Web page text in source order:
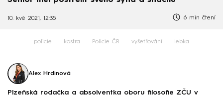
10. kvě 2021, 12:35 6 min čtení
policie kostra Policie ČR vyšetřování lebka
Alex Hrdinová
Plzeňská rodačka a absolventka oboru filosofie ZČU v